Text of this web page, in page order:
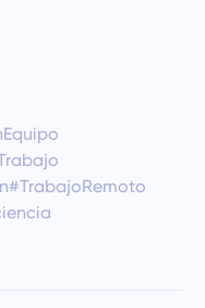
#TrabajoRemoto